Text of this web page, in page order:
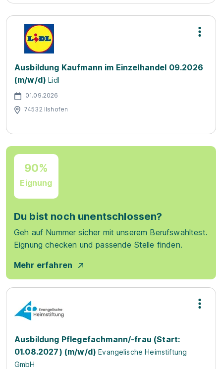
Ausbildung Kaufmann im Einzelhandel 09.2026
(m/w/d) Lidl
01.09.2026
74532 Ilshofen
90%
Eignung
Du bist noch unentschlossen?
Geh auf Nummer sicher mit unserem Berufswahltest.
Eignung checken und passende Stelle finden.
Mehr erfahren
Ausbildung Pflegefachmann/-frau (Start:
01.08.2027) (m/w/d) Evangelische Heimstiftung
GmbH